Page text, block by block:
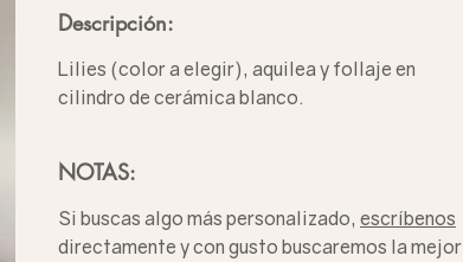
Descripción:
Lilies (color a elegir), aquilea y follaje en
cilindro de cerámica blanco.
NOTAS:
Si buscas algo más personalizado, escríbenos
directamente y con gusto buscaremos la mejor